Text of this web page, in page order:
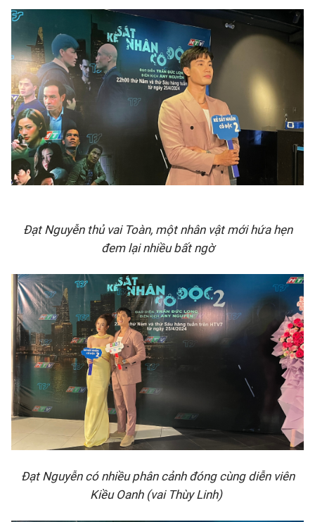
Đạt Nguyễn thủ vai Toàn, một nhân vật mới hứa hẹn
đem lại nhiều bất ngờ
Đạt Nguyễn có nhiều phân cảnh đóng cùng diễn viên
Kiều Oanh (vai Thùy Linh)